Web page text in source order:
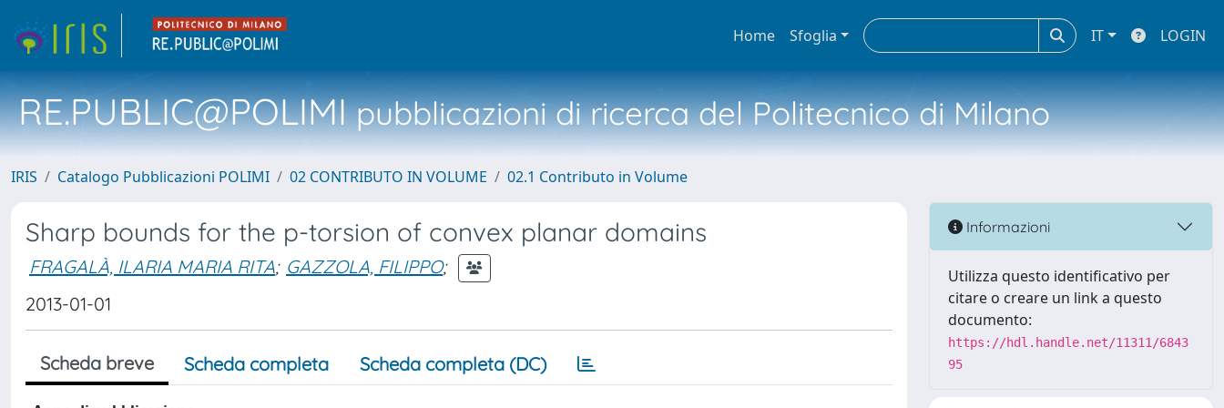
Home Sfoglia IT LOGIN
RE.PUBLIC@POLIMIpubblicazioni di ricerca del Politecnico di Milano
IRIS Catalogo Pubblicazioni POLIMI 02 CONTRIBUTO IN VOLUME 02.1 Contributo in Volume
Sharp bounds for the p-torsion of convex planar domains
FRAGALÀ, ILARIA MARIA RITA; GAZZOLA, FILIPPO;
2013-01-01
Scheda breve Scheda completa Scheda completa (DC)
Informazioni
Utilizza questo identificativo per
citare o creare un link a questo
documento:
https://hdl.handle.net/11311/6843
95